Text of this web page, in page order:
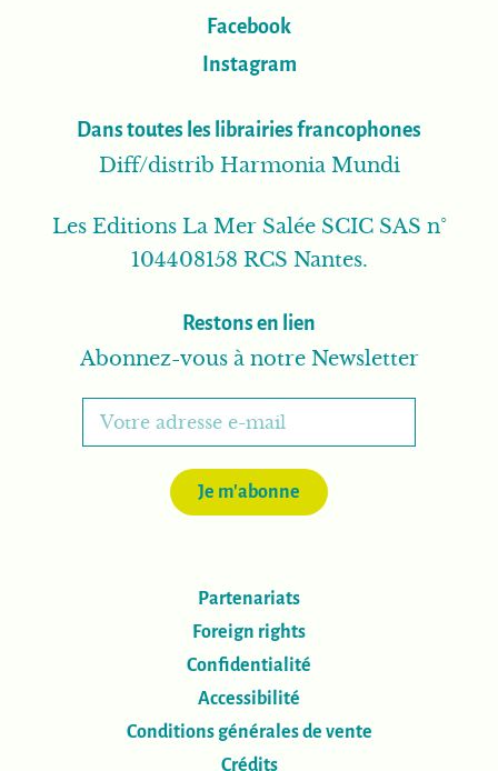
Facebook
Instagram
Dans toutes les librairies francophones
Diff/distrib Harmonia Mundi
Les Editions La Mer Salée SCIC SAS n°
104408158 RCS Nantes.
Restons en lien
Abonnez-vous à notre Newsletter
Je m'abonne
Partenariats
Foreign rights
Confidentialité
Accessibilité
Conditions générales de vente
Crédits